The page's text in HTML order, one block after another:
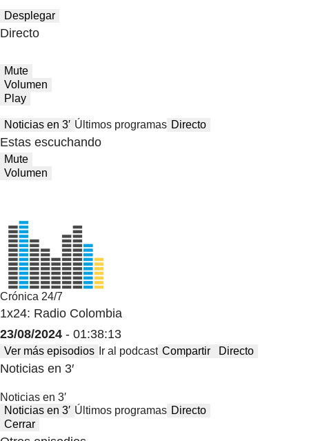
Desplegar
Directo
Mute
Volumen
Play
Noticias en 3′ Últimos programas Directo
Estas escuchando
Mute
Volumen
Crónica 24/7
1x24: Radio Colombia
23/08/2024 - 01:38:13
Ver más episodios Ir al podcast Compartir Directo
Noticias en 3′
Noticias en 3′
Noticias en 3′ Últimos programas Directo
Cerrar